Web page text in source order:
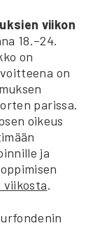
viikon
18.–24.
on
on
parissa.
oikeus
ja
viikosta.